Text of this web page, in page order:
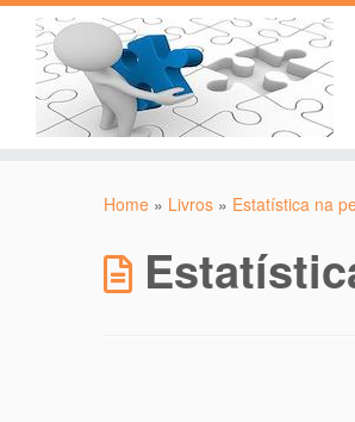
Home » Livros » Estatística na